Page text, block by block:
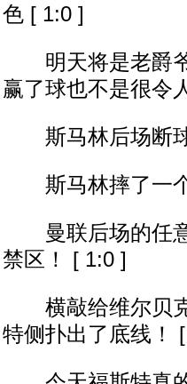
色 [ 1:0 ]
明天将是老爵爷
赢了球也不是很令
斯马林后场断球
斯马林摔了一个
曼联后场的任意
禁区！ [ 1:0 ]
横敲给维尔贝克
特侧扑出了底线！